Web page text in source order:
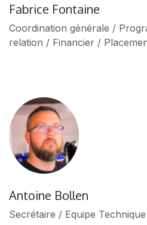
Fabrice Fontaine
Coordination générale /
relation / Financier /
Antoine Bollen
Secrétaire / Equipe Technique